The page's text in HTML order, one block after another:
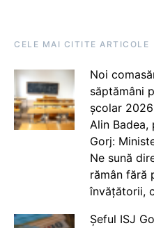
CELE MAI CITITE ARTICOLE
Noi
săptămâni
școlar
Alin Badea,
Gorj:
Ne sună
rămân fără
învățătorii,
Șeful ISJ